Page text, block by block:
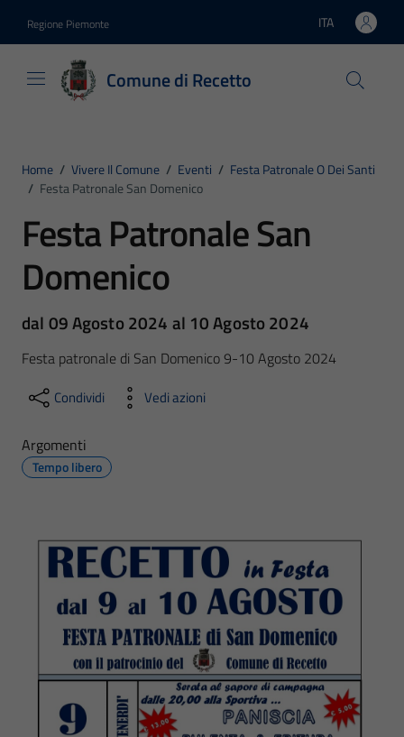
Regione Piemonte Lingua attiva:
ITA
Comune di Recetto
Home / Vivere Il Comune / Eventi / Festa Patronale O Dei Santi
/ Festa Patronale San Domenico
Festa Patronale San
Domenico
dal 09 Agosto 2024 al 10 Agosto 2024
Festa patronale di San Domenico 9-10 Agosto 2024
Condividi Vedi azioni
Argomenti
Tempo libero